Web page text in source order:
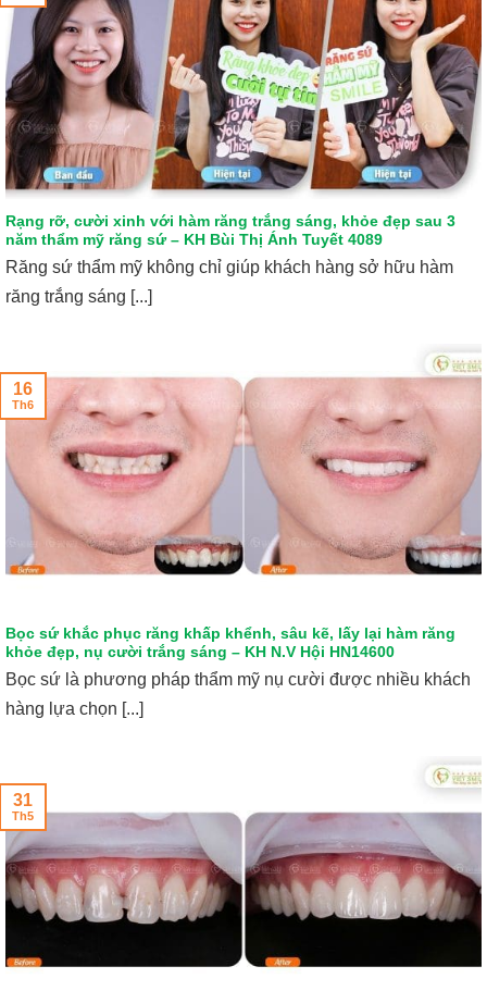
Rạng rỡ, cười xinh với hàm răng trắng sáng, khỏe đẹp sau 3
năm thẩm mỹ răng sứ – KH Bùi Thị Ánh Tuyết 4089
Răng sứ thẩm mỹ không chỉ giúp khách hàng sở hữu hàm
răng trắng sáng [...]
Bọc sứ khắc phục răng khấp khểnh, sâu kẽ, lấy lại hàm răng
khỏe đẹp, nụ cười trắng sáng – KH N.V Hội HN14600
Bọc sứ là phương pháp thẩm mỹ nụ cười được nhiều khách
hàng lựa chọn [...]
16
Th6
31
Th5